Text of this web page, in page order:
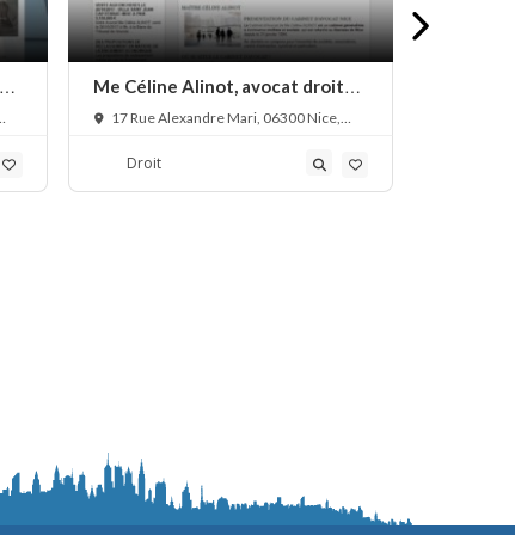
Me Céline Alinot, avocat droit
de la consommation
17 Rue Alexandre Mari, 06300 Nice,
Droit